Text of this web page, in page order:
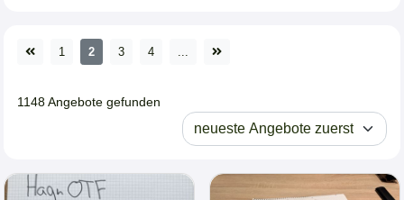
1 2 3 4
1148 Angebote gefunden